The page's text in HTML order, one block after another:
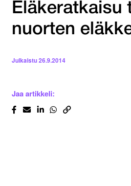
Eläkeratkaisu
nuorten
Julkaistu26.9.2014
Jaa artikkeli: